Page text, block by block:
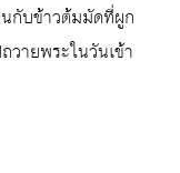
กับข้าวต้มมัดที่ผูก
ายพระในวันเข้า